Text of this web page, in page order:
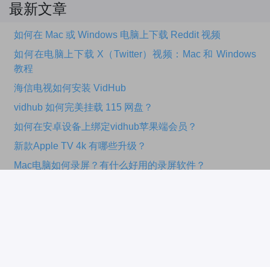
最新文章
如何在 Mac 或 Windows 电脑上下载 Reddit 视频
如何在电脑上下载 X（Twitter）视频：Mac 和 Windows
教程
海信电视如何安装 VidHub
vidhub 如何完美挂载 115 网盘？
如何在安卓设备上绑定vidhub苹果端会员？
新款Apple TV 4k 有哪些升级？
Mac电脑如何录屏？有什么好用的录屏软件？